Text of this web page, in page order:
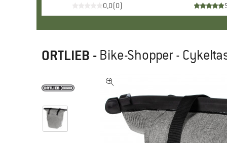
0,0(0)
ORTLIEB - Bike-Shopper -